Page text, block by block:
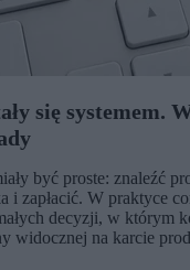
się systemem.
być proste: znaleźć
i zapłacić. W praktyce
decyzji, w którym
widocznej na karcie